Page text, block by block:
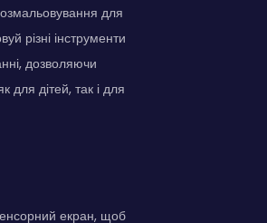
для
різні інструменти
дозволяючи
для дітей, так і для
екран, щоб